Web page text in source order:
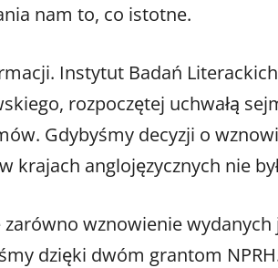
nam to, co istotne.
Instytut Badań
rozpoczętej uchwałą
Gdybyśmy decyzji o
krajach anglojęzycznych nie
wznowienie
dzięki dwóm grantom